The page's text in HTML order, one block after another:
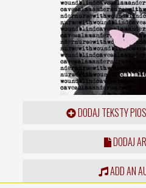
DODAJ TEKSTY
DODAJ
ADD AN